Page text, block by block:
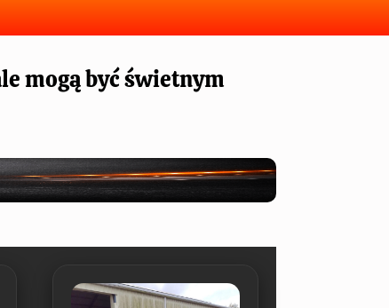
mogą być świetnym